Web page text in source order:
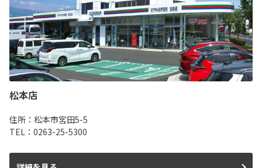
松本店
住所：松本市宮田5-5
TEL：0263-25-5300